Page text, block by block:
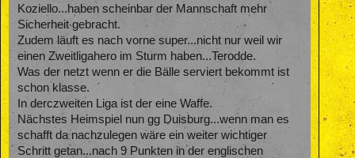
Koziello...haben scheinbar der Mannschaft mehr
Sicherheit gebracht.
Zudem läuft es nach vorne super...nicht nur weil wir
einen Zweitligahero im Sturm haben...Terodde.
Was der netzt wenn er die Bälle serviert bekommt ist
schon klasse.
In derczweiten Liga ist der eine Waffe.
Nächstes Heimspiel nun gg Duisburg...wenn man es
schafft da nachzulegen wäre ein weiter wichtiger
Schritt getan...nach 9 Punkten in der englischen